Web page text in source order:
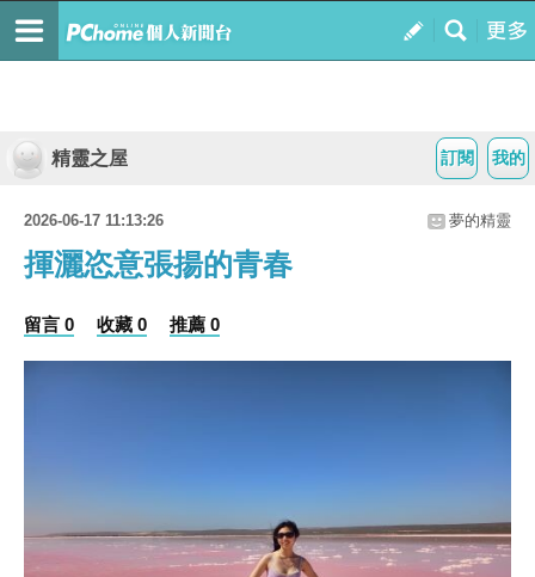
我的
訂閱
精靈之屋
2026-06-17 11:13:26 夢的精靈
揮灑恣意張揚的青春
留言 0 收藏 0 推薦 0